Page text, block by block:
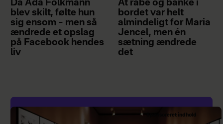
Da Ada Folkmann
blev skilt, følte hun
sig ensom – men så
ændrede et opslag
på Facebook hendes
liv
At råbe og banke i
bordet var helt
almindeligt for Maria
Jencel, men én
sætning ændrede
det
Sponsoreret indhold